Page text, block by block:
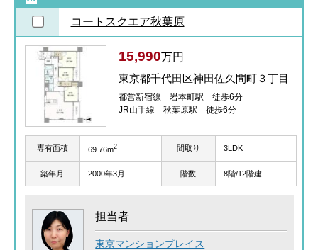
コートスクエア秋葉原
15,990万円
東京都千代田区神田佐久間町３丁目
都営新宿線 岩本町駅 徒歩6分
JR山手線 秋葉原駅 徒歩6分
専有面積 69.76m2 間取り 3LDK
築年月 2000年3月 階数 8階/12階建
担当者
東京マンションプレイス